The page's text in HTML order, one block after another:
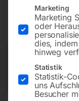
Preis auf
Versandkosten
Bitte beachten
Andere Länder
Marketing
Marketing
oder
dies,
hinweg
Statistik
Statistik-
uns
Besucher